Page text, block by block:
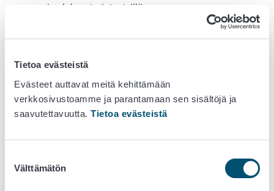
Tietoa evästeistä
Evästeet auttavat meitä kehittämään
verkkosivustoamme ja parantamaan sen sisältöjä ja
saavutettavuutta. Tietoa evästeistä
valinta
Välttämätön
perunaerien laboratoriotesteillä.
Sadan vuoden aikana Suomi on rakentanut
Toinen merkittävä edistysaskel vuosien saatossa on ollut
rengasmädän torjunta.
Vielä 2000-luvun alussa tautia esiintyi Suomessa
yleistyminen on parantanut tilannetta merkittävästi.
Siemenperunatuotanto on nykyään tarkasti valvottua, ja
Suomi on onnistunut pitämään rengasmädän esiintymisen